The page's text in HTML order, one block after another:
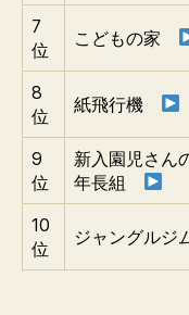
7
位
こどもの家
8
位
紙飛行機
9
位
新入園児さん
年長組
10
位
ジャングル